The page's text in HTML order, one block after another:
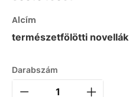
Alcím
természetfölötti novellák
Darabszám